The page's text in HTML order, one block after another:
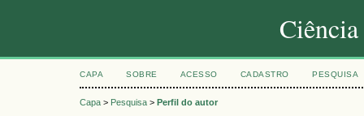
CAPA SOBRE ACESSO CADASTRO PESQUISA
Capa > Pesquisa > Perfil do autor